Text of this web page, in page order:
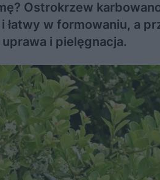
Ostrokrzew
w formowaniu, a
i pielęgnacja.